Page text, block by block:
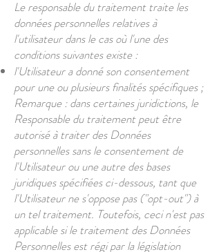
Le responsable du traitement traite les
données personnelles relatives à
l'utilisateur dans le cas où l'une des
conditions suivantes existe :
l'Utilisateur a donné son consentement
pour une ou plusieurs finalités spécifiques ;
Remarque : dans certaines juridictions, le
Responsable du traitement peut être
autorisé à traiter des Données
personnelles sans le consentement de
l'Utilisateur ou une autre des bases
juridiques spécifiées ci-dessous, tant que
l'Utilisateur ne s'oppose pas ("opt-out") à
un tel traitement. Toutefois, ceci n'est pas
applicable si le traitement des Données
Personnelles est régi par la législation